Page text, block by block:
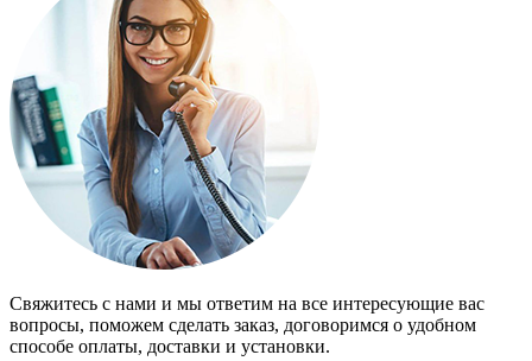
Свяжитесь с нами и мы ответим на все интересующие вас
вопросы, поможем сделать заказ, договоримся о удобном
способе оплаты, доставки и установки.